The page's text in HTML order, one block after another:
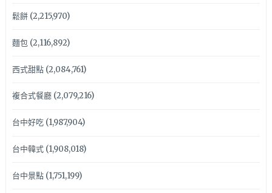
鬆餅(2,215,970)
麵包(2,116,892)
西式甜點(2,084,761)
複合式餐廳(2,079,216)
台中好吃(1,987,904)
台中韓式(1,908,018)
台中景點(1,751,199)